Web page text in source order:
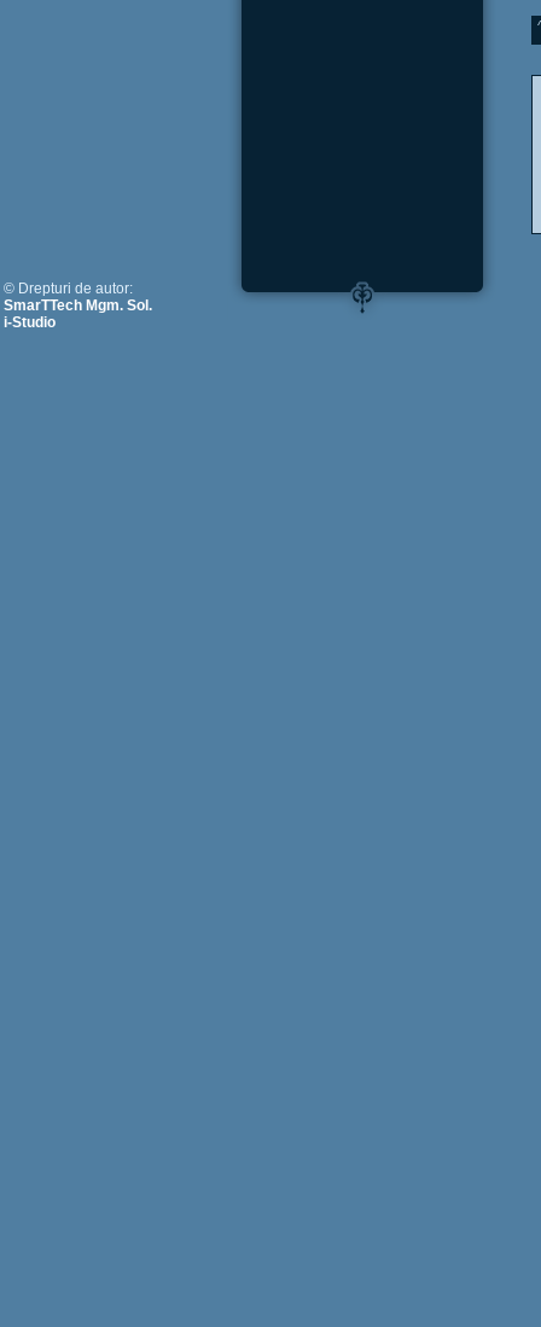
© Drepturi de autor:
SmarTTech Mgm. Sol.
i-Studio